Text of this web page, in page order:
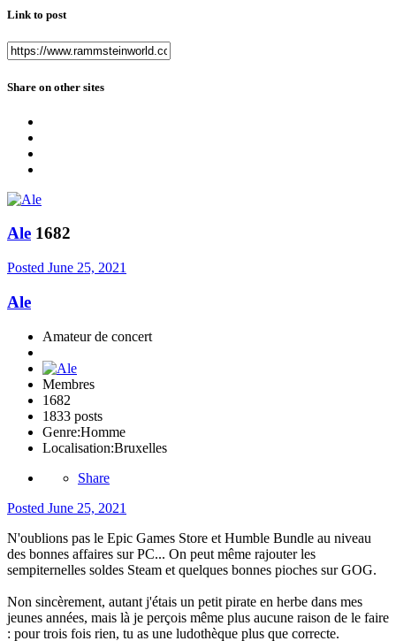
Link to post
Share on other sites
Ale 1682
Posted June 25, 2021
Ale
Amateur de concert
Membres
1682
1833 posts
Genre:Homme
Localisation:Bruxelles
Share
Posted June 25, 2021
N'oublions pas le Epic Games Store et Humble Bundle au niveau
des bonnes affaires sur PC... On peut même rajouter les
sempiternelles soldes Steam et quelques bonnes pioches sur GOG.
Non sincèrement, autant j'étais un petit pirate en herbe dans mes
jeunes années, mais là je perçois même plus aucune raison de le faire
: pour trois fois rien, tu as une ludothèque plus que correcte.